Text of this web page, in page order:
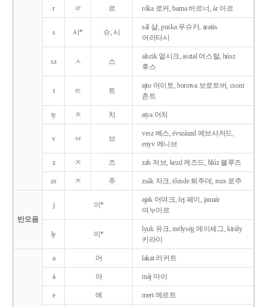
r ㄹ 르 róka 로커, barna 버르너, ár 아르
s 시* 슈, 시
sál 샬, puska 푸슈카, aratás
어러타시
sz ㅅ 스
alszik 얼시크, asztal 어스털, húsz
후스
t ㅌ 트
ajto 어이토, borotva 보로트버, csont
촌트
ty ㅊ 치 atya 어처
v ㅂ 브
vesz 베스, évszázad 에브사저드,
enyv 에니브
z ㅈ 즈 zab 저브, kezd 케즈드, blúz 블루즈
zs ㅈ 주 zsák 자크, tőzsde 퇴주데, rozs 로주
반모음
j 이*
ajak 어여크, fej 페이, január
여누아르
ly 이*
lyuk 유크, mélység 메이셰그, király
키라이
a 어 lakat 러커트
á 아 máj 마이
e 에 mert 메르트